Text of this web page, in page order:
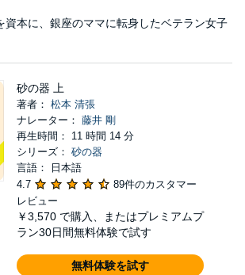
資本に、銀座のママに転身したベテラン女子
砂の器 上
著者： 松本 清張
ナレーター： 藤井 剛
再生時間： 11 時間 14 分
シリーズ： 砂の器
言語： 日本語
4.7
89件のカスタマー
レビュー
￥3,570 で購入、またはプレミアムプ
ラン30日間無料体験で試す
無料体験を試す